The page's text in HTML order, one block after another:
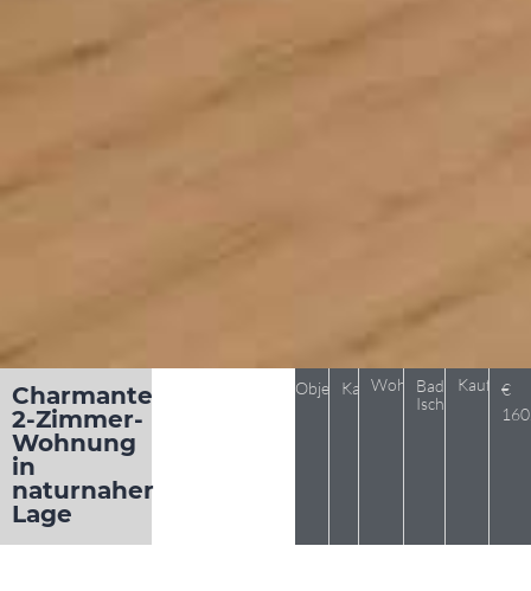
Charmante
2-Zimmer-
Wohnung
in
naturnaher
Lage
Objekt 1107
KaufWohnung
Bad
Ischl
Kaufpreis
€